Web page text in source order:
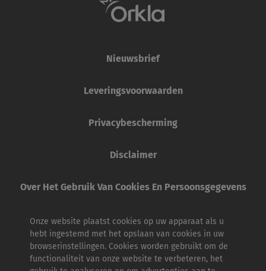
Nieuwsbrief
Leveringsvoorwaarden
Privacybescherming
Disclaimer
Over Het Gebruik Van Cookies En Persoonsgegevens
Onze website plaatst cookies op uw apparaat als u
hebt ingestemd met het opslaan van cookies in uw
browserinstellingen. Cookies worden gebruikt om de
functionaliteit van onze website te verbeteren, het